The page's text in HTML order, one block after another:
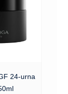
24-urna